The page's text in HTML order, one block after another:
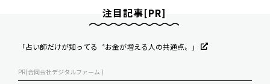
注目記事[PR]
「占い師だけが知ってる〝お金が増える人の共通点〟」
PR(合同会社デジタルファーム )